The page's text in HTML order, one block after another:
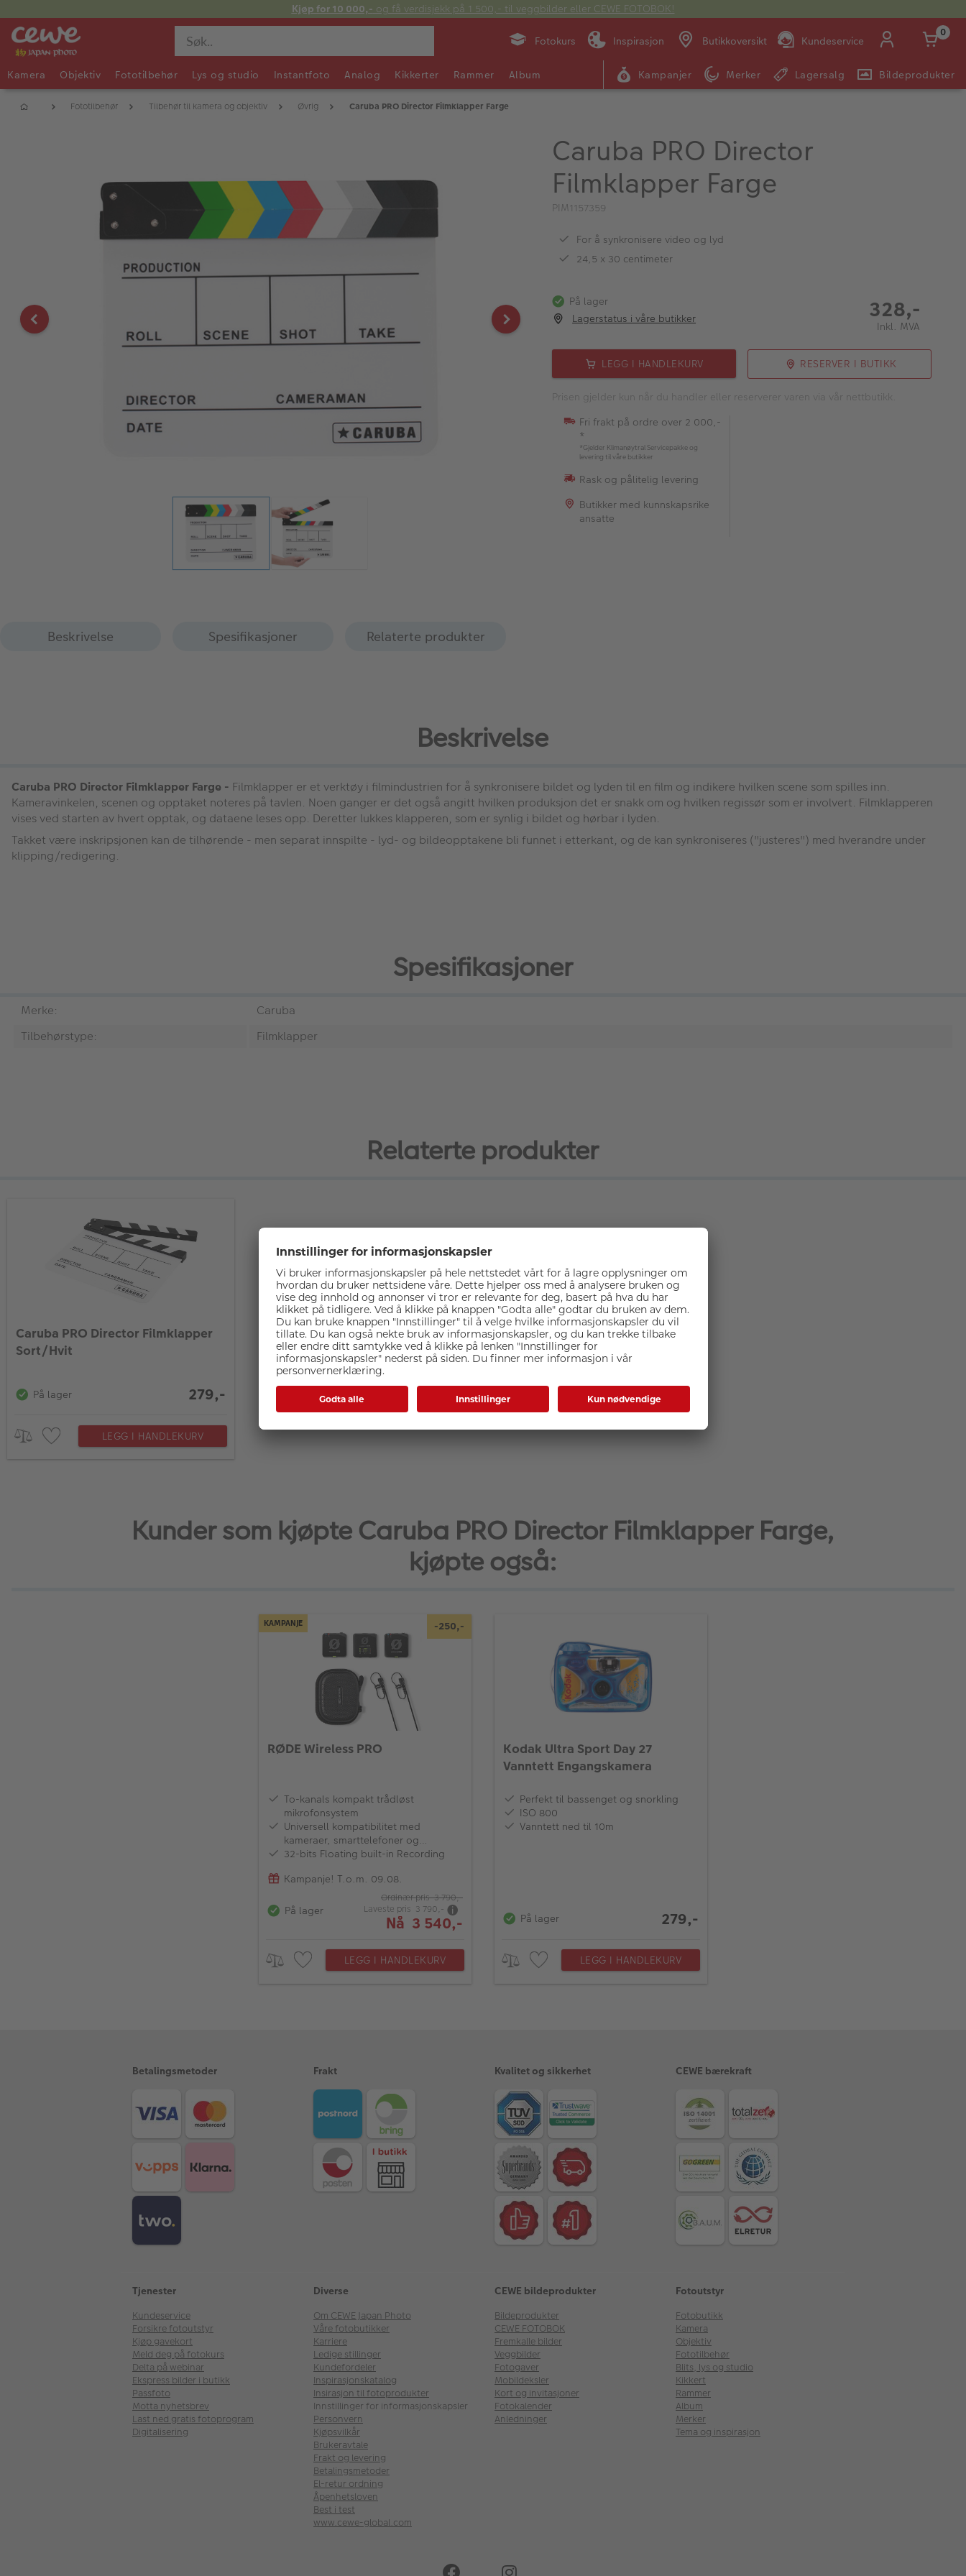
Kjøp for 10 000,- og få verdisjekk på 1 500,- til veggbilder eller CEWE FOTOBOK!
Fotokurs Inspirasjon Butikkoversikt Kundeservice
Man -
09:00 -
14:00 -
0
Kamera Objektiv Fototilbehør Lys og studio Instantfoto Analog Kikkerter Rammer Album Kampanjer Merker Lagersalg Bildeprodukter
Fototilbehør Tilbehør til kamera og objektiv Øvrig Caruba PRO Director Filmklapper Farge
Caruba PRO Director
Filmklapper Farge
PIM1157359
For å synkronisere video og lyd
24,5 x 30 centimeter
På lager
Lagerstatus i våre butikker
328,-
Inkl. MVA
LEGG I HANDLEKURV RESERVER I BUTIKK
Prisen gjelder kun når du handler eller reserverer varen via vår nettbutikk.
Fri frakt på ordre over 2 000,-
*
*Gjelder Klimanøytral Servicepakke og
levering til våre butikker
Rask og pålitelig levering
Butikker med kunnskapsrike
ansatte
Beskrivelse Spesifikasjoner Relaterte produkter
Beskrivelse
Caruba PRO Director Filmklapper Farge - Filmklapper er et verktøy i filmindustrien for å synkronisere bildet og lyden til en film og indikere hvilken scene som spilles inn.
Kameravinkelen, scenen og opptaket noteres på tavlen. Noen ganger er det også angitt hvilken produksjon det er snakk om og hvilken regissør som er involvert. Filmklapperen
vises ved starten av hvert opptak, og dataene leses opp. Deretter lukkes klapperen, som er synlig i bildet og hørbar i lyden.
Takket være inskripsjonen kan de tilhørende - men separat innspilte - lyd- og bildeopptakene bli funnet i etterkant, og de kan synkroniseres ("justeres") med hverandre under
klipping/redigering.
Spesifikasjoner
Merke:
Caruba
Tilbehørstype:
Filmklapper
Relaterte produkter
Caruba PRO Director Filmklapper
Sort/Hvit
På lager 279,-
LEGG I HANDLEKURV
Kunder som kjøpte Caruba PRO Director Filmklapper Farge,
kjøpte også:
KAMPANJE -250,-
RØDE Wireless PRO
To-kanals kompakt trådløst
mikrofonsystem
Universell kompatibilitet med
kameraer, smarttelefoner og
datamaskiner
32-bits Floating built-in Recording
Kampanje! T.o.m. 09.08.
På lager
Ordinær pris 3 790,-
Laveste pris 3 790,-
Nå 3 540,-
LEGG I HANDLEKURV
Kodak Ultra Sport Day 27
Vanntett Engangskamera
Perfekt til bassenget og snorkling
ISO 800
Vanntett ned til 10m
På lager 279,-
LEGG I HANDLEKURV
Betalingsmetoder Frakt Kvalitet og sikkerhet CEWE bærekraft
Tjenester
Kundeservice
Forsikre fotoutstyr
Kjøp gavekort
Meld deg på fotokurs
Delta på webinar
Ekspress bilder i butikk
Passfoto
Motta nyhetsbrev
Last ned gratis fotoprogram
Digitalisering
Diverse
Om CEWE Japan Photo
Våre fotobutikker
Karriere
Ledige stillinger
Kundefordeler
Inspirasjonskatalog
Insirasjon til fotoprodukter
Innstillinger for informasjonskapsler
Personvern
Kjøpsvilkår
Brukeravtale
Frakt og levering
Betalingsmetoder
El-retur ordning
Åpenhetsloven
Best i test
www.cewe-global.com
CEWE bildeprodukter
Bildeprodukter
CEWE FOTOBOK
Fremkalle bilder
Veggbilder
Fotogaver
Mobildeksler
Kort og invitasjoner
Fotokalender
Anledninger
Fotoutstyr
Fotobutikk
Kamera
Objektiv
Fototilbehør
Blits, lys og studio
Kikkert
Rammer
Album
Merker
Tema og inspirasjon